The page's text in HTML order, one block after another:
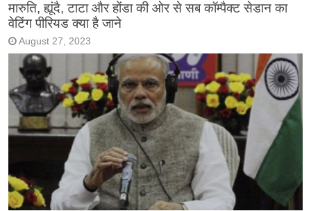
मारुति, ह्यूंदै, टाटा और होंडा की ओर से सब कॉम्पैक्ट सेडान का
वेटिंग पीरियड क्या है जाने
August 27, 2023